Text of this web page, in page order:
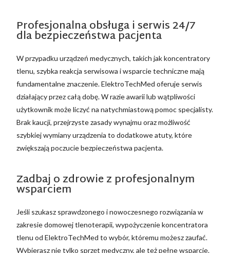
Profesjonalna obsługa i serwis 24/7
dla bezpieczeństwa pacjenta
W przypadku urządzeń medycznych, takich jak koncentratory
tlenu, szybka reakcja serwisowa i wsparcie techniczne mają
fundamentalne znaczenie. ElektroTechMed oferuje serwis
działający przez całą dobę. W razie awarii lub wątpliwości
użytkownik może liczyć na natychmiastową pomoc specjalisty.
Brak kaucji, przejrzyste zasady wynajmu oraz możliwość
szybkiej wymiany urządzenia to dodatkowe atuty, które
zwiększają poczucie bezpieczeństwa pacjenta.
Zadbaj o zdrowie z profesjonalnym
wsparciem
Jeśli szukasz sprawdzonego i nowoczesnego rozwiązania w
zakresie domowej tlenoterapii, wypożyczenie koncentratora
tlenu od ElektroTechMed to wybór, któremu możesz zaufać.
Wybierasz nie tylko sprzęt medyczny, ale też pełne wsparcie.